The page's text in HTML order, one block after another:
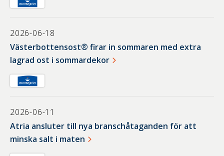
2026-06-18
Västerbottensost® firar in sommaren med extra
lagrad ost i sommardekor
2026-06-11
Atria ansluter till nya branschåtaganden för att
minska salt i maten